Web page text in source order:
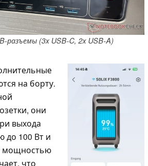
разъемы (3x USB-C, 2x USB-A)
на борту.
они
выхода
до 100 Вт и
мощностью
что